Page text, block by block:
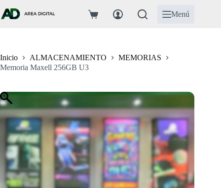
al
contenido
Carro
Menú
Inicio ALMACENAMIENTO
MEMORIAS
Memoria Maxell 256GB U3